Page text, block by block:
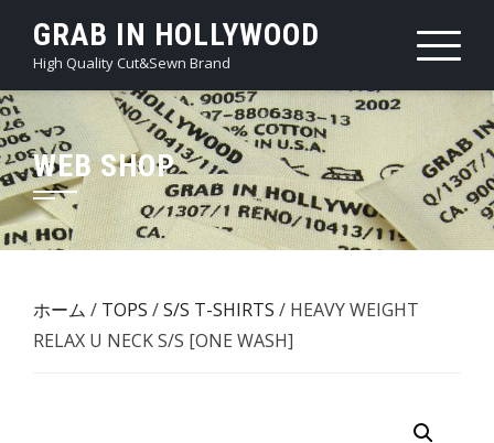
content
GRAB IN HOLLYWOOD
High Quality Cut&Sewn Brand
WEB SHOP
ホーム / TOPS /S/S T-SHIRTS / HEAVY WEIGHT
RELAX U NECK S/S [ONE WASH]